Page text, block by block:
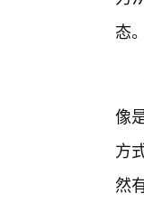
态。
像
方
然